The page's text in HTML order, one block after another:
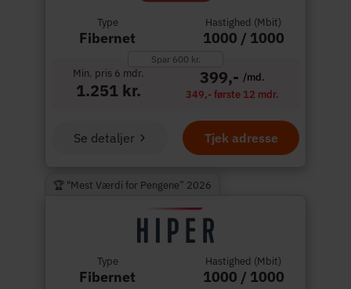
Type
Fibernet
Hastighed (Mbit)
1000 / 1000
Spar 600 kr.
Min. pris 6 mdr.
1.251 kr.
399,- /md.
349,- første 12 mdr.
Tjek adresse
Se detaljer
🏆 "Mest Værdi for Pengene” 2026
Type
Fibernet
Hastighed (Mbit)
1000 / 1000